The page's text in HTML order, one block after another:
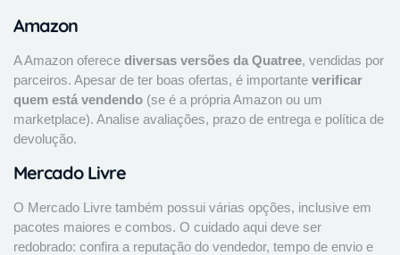
Amazon
A Amazon oferece diversas versões da Quatree, vendidas por
parceiros. Apesar de ter boas ofertas, é importante verificar
quem está vendendo (se é a própria Amazon ou um
marketplace). Analise avaliações, prazo de entrega e política de
devolução.
Mercado Livre
O Mercado Livre também possui várias opções, inclusive em
pacotes maiores e combos. O cuidado aqui deve ser
redobrado: confira a reputação do vendedor, tempo de envio e